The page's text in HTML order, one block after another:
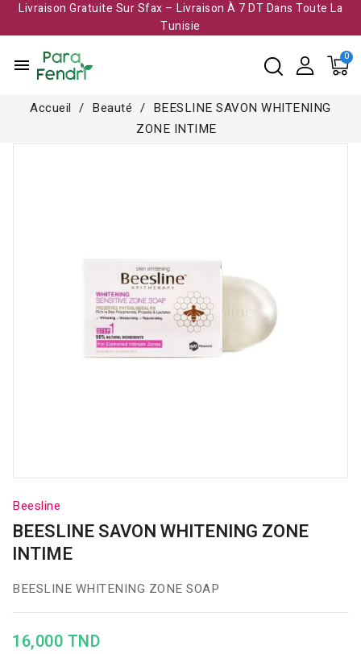
Livraison Gratuite Sur Sfax – Livraison À 7 DT Dans Toute La
Tunisie​
menu
Accueil Beauté
BEESLINE SAVON WHITENING
ZONE INTIME
Beesline
BEESLINE SAVON WHITENING ZONE
INTIME
BEESLINE WHITENING ZONE SOAP
16,000 TND